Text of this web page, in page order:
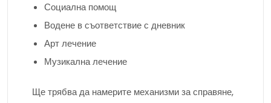
Социална помощ
Водене в съответствие с дневник
Арт лечение
Музикална лечение
Ще трябва да намерите механизми за справяне,